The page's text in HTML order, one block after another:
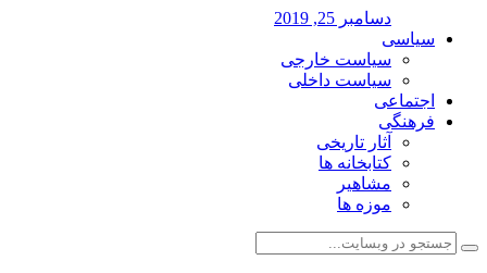
دسامبر 25, 2019
سیاسی
سیاست خارجی
سیاست داخلی
اجتماعی
فرهنگی
آثار تاریخی
کتابخانه ها
مشاهیر
موزه ها